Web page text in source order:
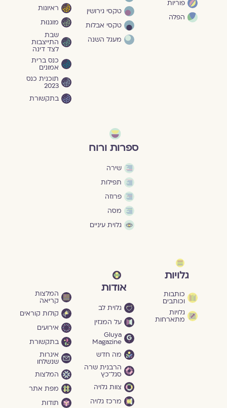
פוריות
הפלה
טקסי גירושין
טקסי אבלות
מעגל השנה
ראיונות
מוגנוּת
שבת
התייצבות
לצד דינה
כנס ברית
אמונים
תוכנית כנס
2023
בתקשורת
ספרות ורוח
שירה
תפילות
פרוזה
מסה
גלוית עיניים
גלויות
כותבות
וכותבים
גלויות
מתארחות
אודות
גלוית לב
על המגזין
Gluya
Magazine
מה חדש
הרבנית שרה
סגל־כץ
צוות גלויה
מרכז גלויה
המלצות
קריאה
קולות קוראים
אירועים
בתקשורת
איגרות
שנשלחו
המלצות
מפת אתר
תודות